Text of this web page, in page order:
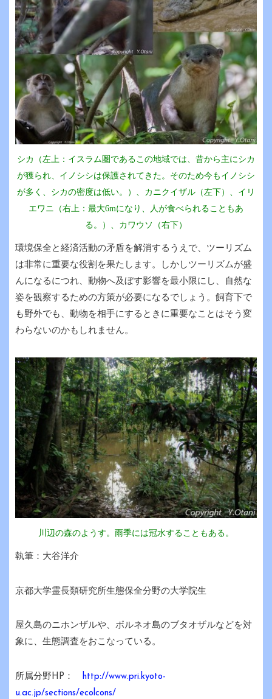
シカ（左上：イスラム圏であるこの地域では、昔から主にシカ
が獲られ、イノシシは保護されてきた。そのため今もイノシシ
が多く、シカの密度は低い。）、カニクイザル（左下）、イリ
エワニ（右上：最大6mになり、人が食べられることもあ
る。）、カワウソ（右下）
環境保全と経済活動の矛盾を解消するうえで、ツーリズム
は非常に重要な役割を果たします。しかしツーリズムが盛
んになるにつれ、動物へ及ぼす影響を最小限にし、自然な
姿を観察するための方策が必要になるでしょう。飼育下で
も野外でも、動物を相手にするときに重要なことはそう変
わらないのかもしれません。
川辺の森のようす。雨季には冠水することもある。
執筆：大谷洋介
京都大学霊長類研究所生態保全分野の大学院生
屋久島のニホンザルや、ボルネオ島のブタオザルなどを対
象に、生態調査をおこなっている。
所属分野HP： http://www.pri.kyoto-
u.ac.jp/sections/ecolcons/